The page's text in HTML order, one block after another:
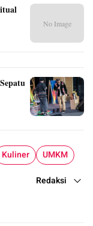
No Image
Kuliner UMKM
Redaksi